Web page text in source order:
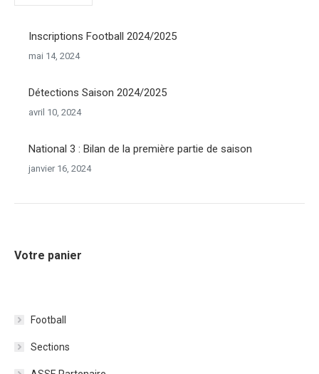
Inscriptions Football 2024/2025
mai 14, 2024
Détections Saison 2024/2025
avril 10, 2024
National 3 : Bilan de la première partie de saison
janvier 16, 2024
Votre panier
Football
Sections